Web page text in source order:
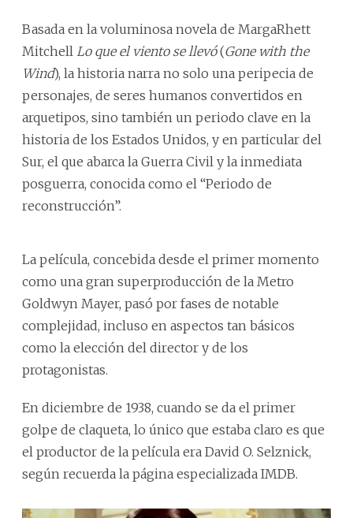
Basada en la voluminosa novela de MargaRhett
Mitchell Lo que el viento se llevó(Gone with the
Wind), la historia narra no solo una peripecia de
personajes, de seres humanos convertidos en
arquetipos, sino también un periodo clave en la
historia de los Estados Unidos, y en particular del
Sur, el que abarca la Guerra Civil y la inmediata
posguerra, conocida como el “Periodo de
reconstrucción”.
La película, concebida desde el primer momento
como una gran superproducción de la Metro
Goldwyn Mayer, pasó por fases de notable
complejidad, incluso en aspectos tan básicos
como la elección del director y de los
protagonistas.
En diciembre de 1938, cuando se da el primer
golpe de claqueta, lo único que estaba claro es que
el productor de la película era David O. Selznick,
según recuerda la página especializada IMDB.